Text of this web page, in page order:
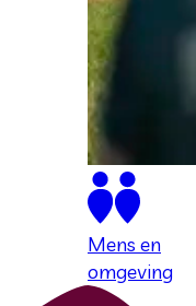
Mens en
omgeving